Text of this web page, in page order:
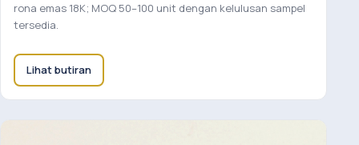
rona emas 18K; MOQ 50–100 unit dengan kelulusan sampel
tersedia.
Lihat butiran